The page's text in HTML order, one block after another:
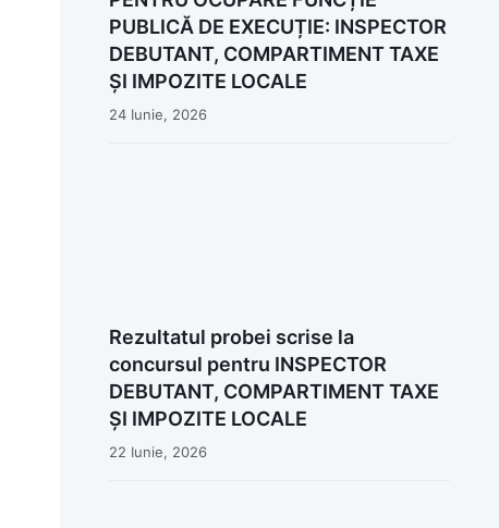
PUBLICĂ DE EXECUȚIE: INSPECTOR
DEBUTANT, COMPARTIMENT TAXE
ȘI IMPOZITE LOCALE
24 Iunie, 2026
Rezultatul probei scrise la
concursul pentru INSPECTOR
DEBUTANT, COMPARTIMENT TAXE
ȘI IMPOZITE LOCALE
22 Iunie, 2026